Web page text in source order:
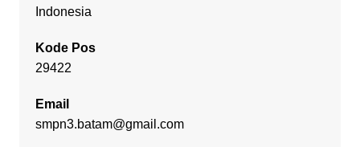
Indonesia
Kode Pos
29422
Email
smpn3.batam@gmail.com